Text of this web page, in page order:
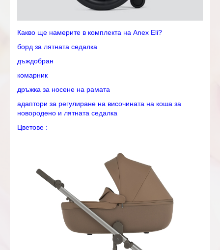
Какво ще намерите в комплекта на Anex Eli?
борд за лятната седалка
дъждобран
комарник
дръжка за носене на рамата
адаптори за регулиране на височината на коша за
новородено и лятната седалка
Цветове :